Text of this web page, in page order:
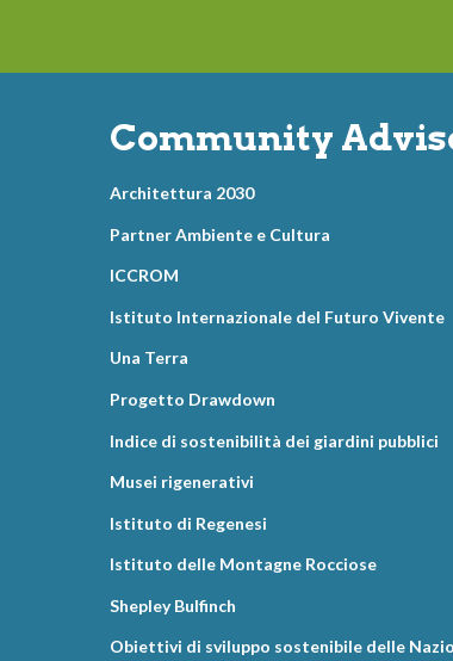
Community
Architettura 2030
Partner Ambiente e Cultura
ICCROM
Istituto Internazionale del Futuro Vivente
Una Terra
Progetto Drawdown
Indice di sostenibilità dei giardini pubblici
Musei rigenerativi
Istituto di Regenesi
Istituto delle Montagne Rocciose
Shepley Bulfinch
Obiettivi di sviluppo sostenibile delle